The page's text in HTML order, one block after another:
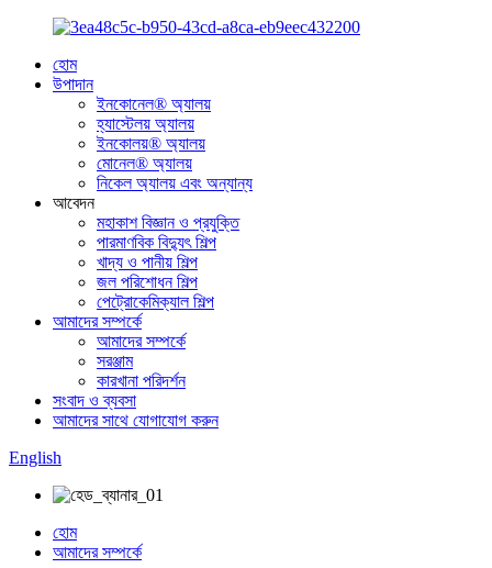
হোম
উপাদান
ইনকোনেল® অ্যালয়
হ্যাস্টেলয় অ্যালয়
ইনকোলয়® অ্যালয়
মোনেল® অ্যালয়
নিকেল অ্যালয় এবং অন্যান্য
আবেদন
মহাকাশ বিজ্ঞান ও প্রযুক্তি
পারমাণবিক বিদ্যুৎ শিল্প
খাদ্য ও পানীয় শিল্প
জল পরিশোধন শিল্প
পেট্রোকেমিক্যাল শিল্প
আমাদের সম্পর্কে
আমাদের সম্পর্কে
সরঞ্জাম
কারখানা পরিদর্শন
সংবাদ ও ব্যবসা
আমাদের সাথে যোগাযোগ করুন
English
হোম
আমাদের সম্পর্কে